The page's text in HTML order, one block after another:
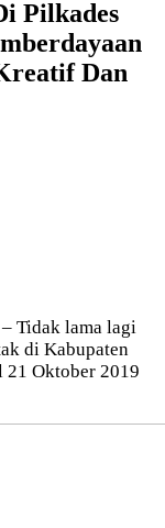
Pilkades
Dan
– Tidak lama lagi
di Kabupaten
21 Oktober 2019